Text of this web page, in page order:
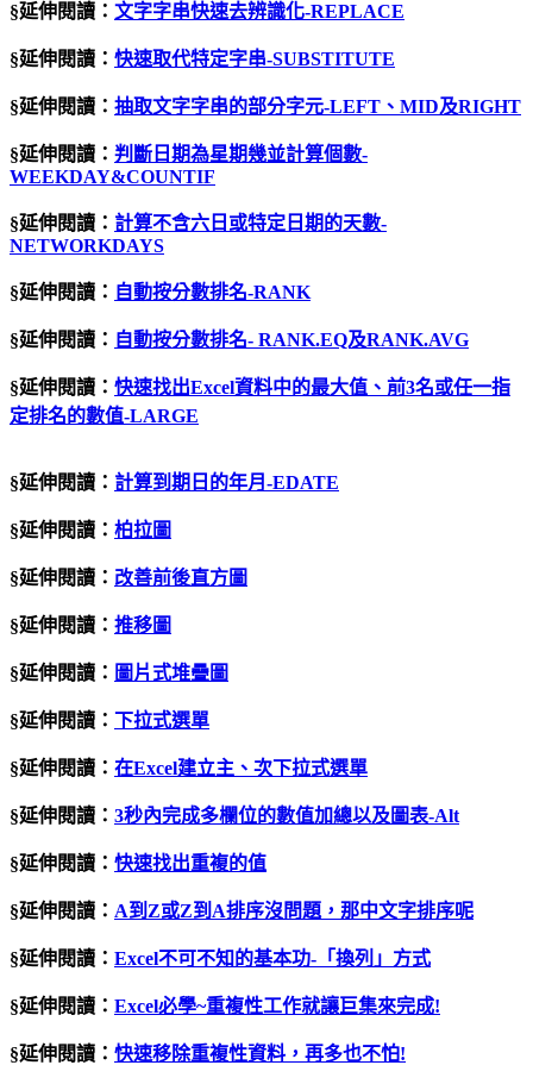
§延伸閱讀： 文字字串快速去辨識化-REPLACE
§延伸閱讀： 快速取代特定字串-SUBSTITUTE
§延伸閱讀： 抽取文字字串的部分字元-LEFT、MID及RIGHT
§延伸閱讀： 判斷日期為星期幾並計算個數-
WEEKDAY&COUNTIF
§延伸閱讀： 計算不含六日或特定日期的天數-
NETWORKDAYS
§延伸閱讀： 自動按分數排名-RANK
§延伸閱讀： 自動按分數排名- RANK.EQ及RANK.AVG
§延伸閱讀： 快速找出Excel資料中的最大值、前3名或任一指
定排名的數值-LARGE
§延伸閱讀： 計算到期日的年月-EDATE
§延伸閱讀： 柏拉圖
§延伸閱讀： 改善前後直方圖
§延伸閱讀： 推移圖
§延伸閱讀： 圖片式堆疊圖
§延伸閱讀： 下拉式選單
§延伸閱讀： 在Excel建立主、次下拉式選單
§延伸閱讀： 3秒內完成多欄位的數值加總以及圖表-Alt
§延伸閱讀： 快速找出重複的值
§延伸閱讀： A到 Z或Z到 A排序沒問題，那中文字排序呢
§延伸閱讀： Excel不可不知的基本功- 「換列」方式
§延伸閱讀： Excel必學~重複性工作就讓巨集來完成!
§延伸閱讀： 快速移除重複性資料，再多也不怕!